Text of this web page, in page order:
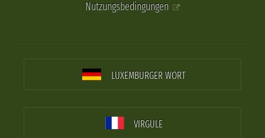
Nutzungsbedingungen
LUXEMBURGER WORT
VIRGULE